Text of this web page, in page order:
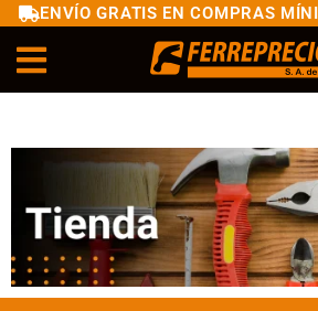
ENVÍO GRATIS EN COMPRAS